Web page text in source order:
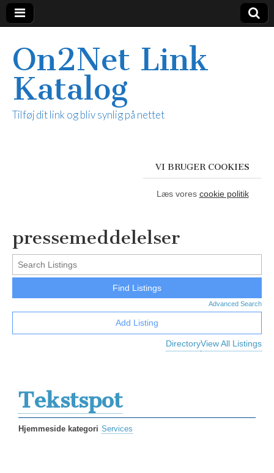
On2Net Link
Katalog
Tilføj dit link og bliv synlig på nettet
VI BRUGER COOKIES
Læs vores cookie politik
pressemeddelelser
Advanced Search
DirectoryView All Listings
Add Listing
Tekstspot
Hjemmeside kategori Services